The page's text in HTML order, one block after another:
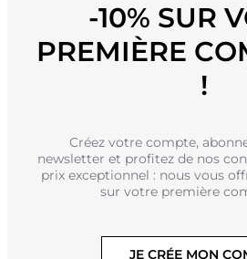
-10% SUR
PREMIÈRE
!
Créez votre compte,
newsletter et profitez de nos
prix exceptionnel : nous vous
sur votre première
JE CRÉE MON